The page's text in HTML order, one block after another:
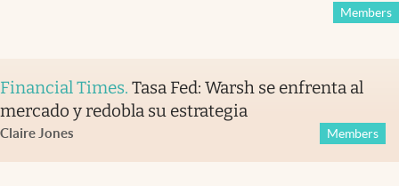
Members
Financial Times. Tasa Fed: Warsh se enfrenta al
mercado y redobla su estrategia
Claire Jones Members